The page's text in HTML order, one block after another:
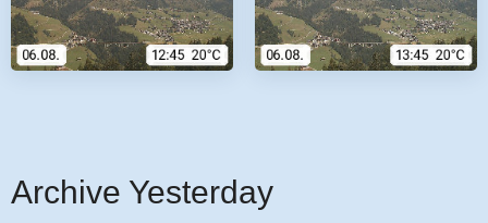
Archive Yesterday